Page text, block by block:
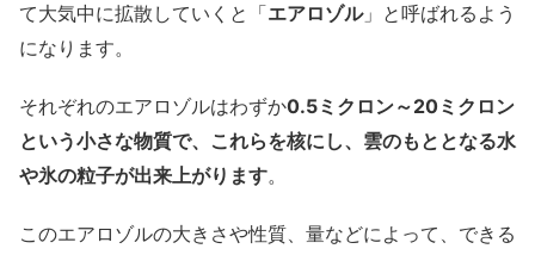
て大気中に拡散していくと「エアロゾル」と呼ばれるよう
になります。
それぞれのエアロゾルはわずか0.5ミクロン～20ミクロン
という小さな物質で、これらを核にし、雲のもととなる水
や氷の粒子が出来上がります。
このエアロゾルの大きさや性質、量などによって、できる